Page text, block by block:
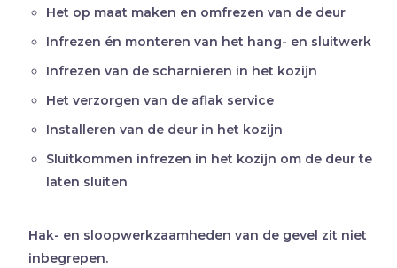
Het op maat maken en omfrezen van de deur
Infrezen én monteren van het hang- en sluitwerk
Infrezen van de scharnieren in het kozijn
Het verzorgen van de aflak service
Installeren van de deur in het kozijn
Sluitkommen infrezen in het kozijn om de deur te
laten sluiten
Hak- en sloopwerkzaamheden van de gevel zit niet
inbegrepen.